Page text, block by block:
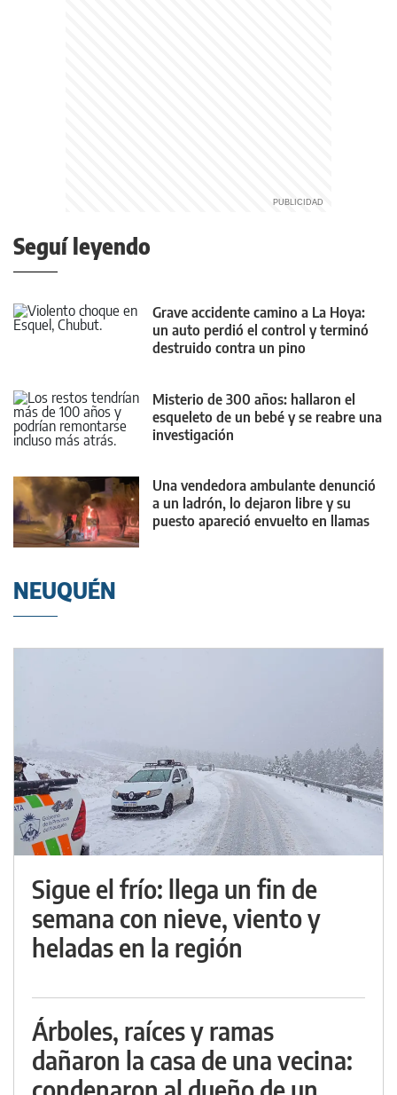
Seguí leyendo
Grave accidente camino a La Hoya:
un auto perdió el control y terminó
destruido contra un pino
Misterio de 300 años: hallaron el
esqueleto de un bebé y se reabre una
investigación
Una vendedora ambulante denunció
a un ladrón, lo dejaron libre y su
puesto apareció envuelto en llamas
NEUQUÉN
Sigue el frío: llega un fin de
semana con nieve, viento y
heladas en la región
Árboles, raíces y ramas
dañaron la casa de una vecina: